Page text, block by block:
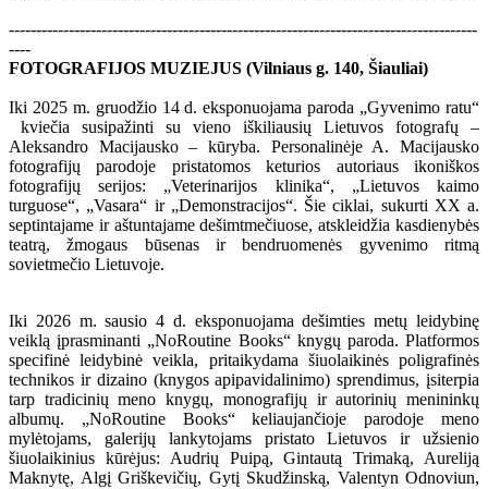
--------------------------------------------------------------------------------------
----
FOTOGRAFIJOS MUZIEJUS (Vilniaus g. 140, Šiauliai)
Iki 2025 m. gruodžio 14 d. eksponuojama paroda „Gyvenimo ratu“
kviečia susipažinti su vieno iškiliausių Lietuvos fotografų –
Aleksandro Macijausko – kūryba. Personalinėje A. Macijausko
fotografijų parodoje pristatomos keturios autoriaus ikoniškos
fotografijų serijos: „Veterinarijos klinika“, „Lietuvos kaimo
turguose“, „Vasara“ ir „Demonstracijos“. Šie ciklai, sukurti XX a.
septintajame ir aštuntajame dešimtmečiuose, atskleidžia kasdienybės
teatrą, žmogaus būsenas ir bendruomenės gyvenimo ritmą
sovietmečio Lietuvoje.
Iki 2026 m. sausio 4 d. eksponuojama dešimties metų leidybinę
veiklą įprasminanti „NoRoutine Books“ knygų paroda. Platformos
specifinė leidybinė veikla, pritaikydama šiuolaikinės poligrafinės
technikos ir dizaino (knygos apipavidalinimo) sprendimus, įsiterpia
tarp tradicinių meno knygų, monografijų ir autorinių menininkų
albumų. „NoRoutine Books“ keliaujančioje parodoje meno
mylėtojams, galerijų lankytojams pristato Lietuvos ir užsienio
šiuolaikinius kūrėjus: Audrių Puipą, Gintautą Trimaką, Aureliją
Maknytę, Algį Griškevičių, Gytį Skudžinską, Valentyn Odnoviun,